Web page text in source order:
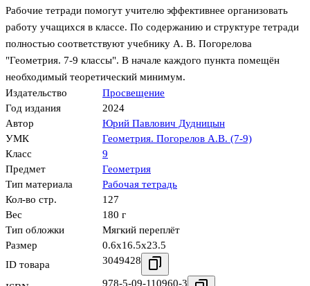
Рабочие тетради помогут учителю эффективнее организовать
работу учащихся в классе. По содержанию и структуре тетради
полностью соответствуют учебнику А. В. Погорелова
"Геометрия. 7-9 классы". В начале каждого пункта помещён
необходимый теоретический минимум.
Издательство
Просвещение
Год издания
2024
Автор
Юрий Павлович Дудницын
УМК
Геометрия. Погорелов А.В. (7-9)
Класс
9
Предмет
Геометрия
Тип материала
Рабочая тетрадь
Кол-во стр.
127
Вес
180 г
Тип обложки
Мягкий переплёт
Размер
0.6x16.5x23.5
ID товара
3049428
978-5-09-110960-3